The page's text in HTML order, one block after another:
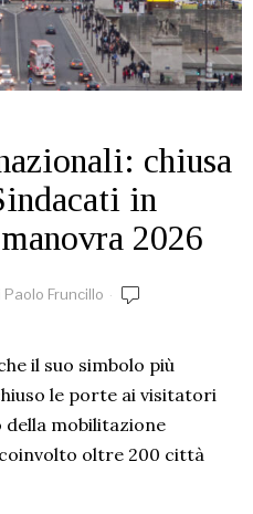
chiusa
in
2026
Paolo Fruncillo
il suo simbolo più
le porte ai visitatori
mobilitazione
oltre 200 città